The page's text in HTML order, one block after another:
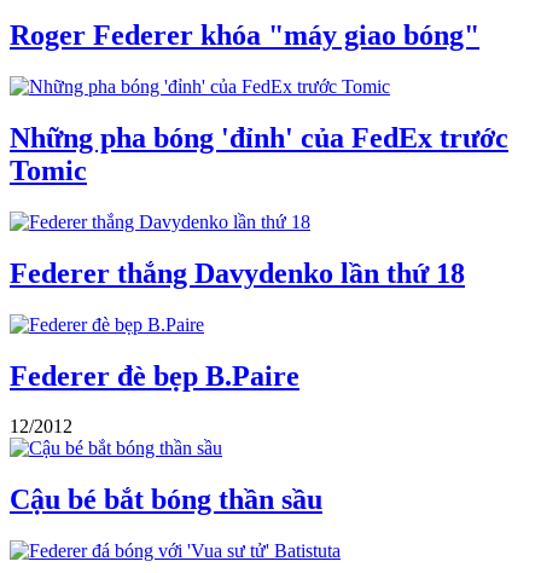
Roger Federer khóa "máy giao bóng"
Những pha bóng 'đỉnh' của FedEx trước
Tomic
Federer thắng Davydenko lần thứ 18
Federer đè bẹp B.Paire
12/2012
Cậu bé bắt bóng thần sầu